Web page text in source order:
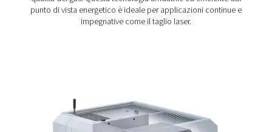
Il PPNG NX è dotato di un generatore di azoto di alta
Tutto ciò di cui avete bisogno è aria compressa e
un'alimentazione elettrica.